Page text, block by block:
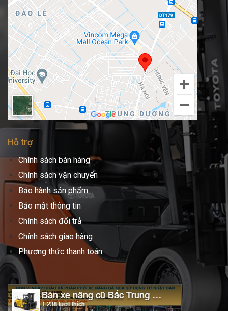
Hỗ trợ
Chính sách bán hàng
Chính sách vận chuyển
Bảo hành sản phẩm
Bảo mật thông tin
Chính sách đổi trả
Chính sách giao hàng
Phương thức thanh toán